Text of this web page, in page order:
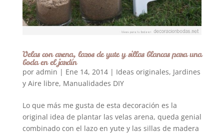
Velas con arena, lazos de yute y sillas blancas para una
boda en el jardín
por admin | Ene 14, 2014| Ideas originales, Jardines
y Aire libre, Manualidades DIY
Lo que más me gusta de esta decoración es la
original idea de plantar las velas arena, queda genial
combinado con el lazo en yute y las sillas de madera